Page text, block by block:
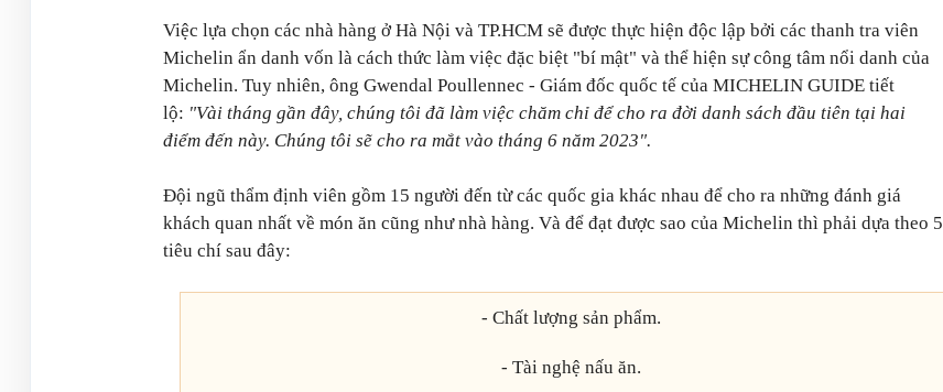
Việc lựa chọn các nhà hàng ở Hà Nội và TP.HCM sẽ được thực hiện độc lập bởi các thanh tra viên
Michelin ẩn danh vốn là cách thức làm việc đặc biệt "bí mật" và thể hiện sự công tâm nổi danh của
Michelin. Tuy nhiên, ông Gwendal Poullennec - Giám đốc quốc tế của MICHELIN GUIDE tiết
lộ: "Vài tháng gần đây, chúng tôi đã làm việc chăm chỉ để cho ra đời danh sách đầu tiên tại hai
điểm đến này. Chúng tôi sẽ cho ra mắt vào tháng 6 năm 2023".
Đội ngũ thẩm định viên gồm 15 người đến từ các quốc gia khác nhau để cho ra những đánh giá
khách quan nhất về món ăn cũng như nhà hàng. Và để đạt được sao của Michelin thì phải dựa theo 5
tiêu chí sau đây:
- Chất lượng sản phẩm.
- Tài nghệ nấu ăn.